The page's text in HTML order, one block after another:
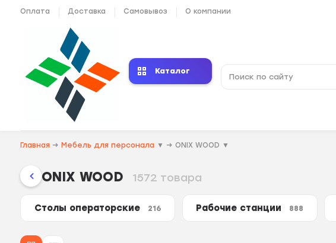
Оплата Доставка Самовывоз О компании
Каталог
Главная → Мебель для персонала ▼ → ONIX WOOD ▼
ONIX WOOD 1572 товара
Столы операторские 216 Рабочие станции 888